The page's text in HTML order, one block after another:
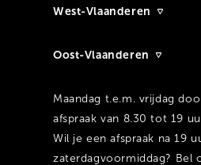
West-Vlaanderen
Oost-Vlaanderen
Maandag t.e.m. vrijdag
afspraak van 8.30 tot 19
Wil je een afspraak na 19
zaterdagvoormiddag? Bel